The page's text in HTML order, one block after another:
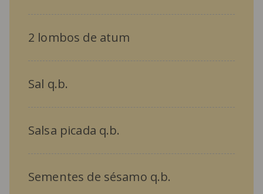
2 lombos de atum
Sal q.b.
Salsa picada q.b.
Sementes de sésamo q.b.